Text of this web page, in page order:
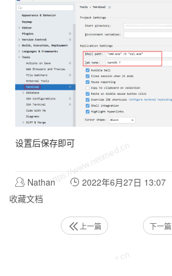
设置后保存即可
Nathan 2022年6月27日 13:07
收藏文档
上一篇 下一篇